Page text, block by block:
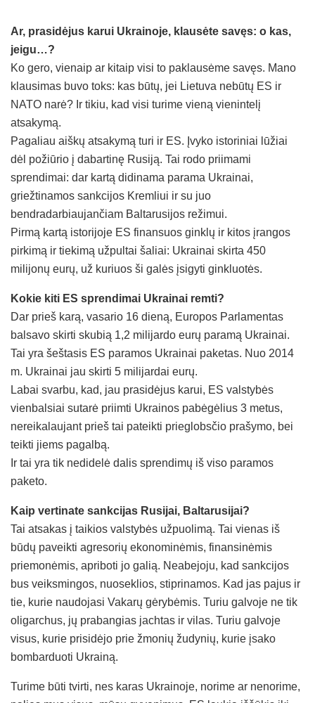
Ar, prasidėjus karui Ukrainoje, klausėte savęs: o kas,
jeigu…?
Ko gero, vienaip ar kitaip visi to paklausėme savęs. Mano
klausimas buvo toks: kas būtų, jei Lietuva nebūtų ES ir
NATO narė? Ir tikiu, kad visi turime vieną vienintelį
atsakymą.
Pagaliau aiškų atsakymą turi ir ES. Įvyko istoriniai lūžiai
dėl požiūrio į dabartinę Rusiją. Tai rodo priimami
sprendimai: dar kartą didinama parama Ukrainai,
griežtinamos sankcijos Kremliui ir su juo
bendradarbiaujančiam Baltarusijos režimui.
Pirmą kartą istorijoje ES finansuos ginklų ir kitos įrangos
pirkimą ir tiekimą užpultai šaliai: Ukrainai skirta 450
milijonų eurų, už kuriuos ši galės įsigyti ginkluotės.
Kokie kiti ES sprendimai Ukrainai remti?
Dar prieš karą, vasario 16 dieną, Europos Parlamentas
balsavo skirti skubią 1,2 milijardo eurų paramą Ukrainai.
Tai yra šeštasis ES paramos Ukrainai paketas. Nuo 2014
m. Ukrainai jau skirti 5 milijardai eurų.
Labai svarbu, kad, jau prasidėjus karui, ES valstybės
vienbalsiai sutarė priimti Ukrainos pabėgėlius 3 metus,
nereikalaujant prieš tai pateikti prieglobsčio prašymo, bei
teikti jiems pagalbą.
Ir tai yra tik nedidelė dalis sprendimų iš viso paramos
paketo.
Kaip vertinate sankcijas Rusijai, Baltarusijai?
Tai atsakas į taikios valstybės užpuolimą. Tai vienas iš
būdų paveikti agresorių ekonominėmis, finansinėmis
priemonėmis, apriboti jo galią. Neabejoju, kad sankcijos
bus veiksmingos, nuoseklios, stiprinamos. Kad jas pajus ir
tie, kurie naudojasi Vakarų gėrybėmis. Turiu galvoje ne tik
oligarchus, jų prabangias jachtas ir vilas. Turiu galvoje
visus, kurie prisidėjo prie žmonių žudynių, kurie įsako
bombarduoti Ukrainą.
Turime būti tvirti, nes karas Ukrainoje, norime ar nenorime,